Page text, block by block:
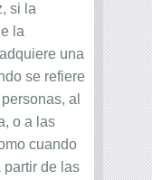
si la
la
una
se refiere
al
o a las
cuando
partir de las